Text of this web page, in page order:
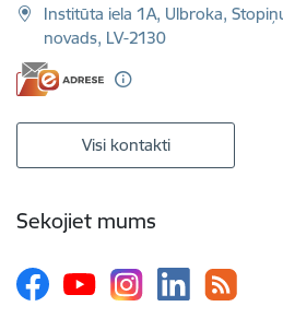
Institūta iela 1A, Ulbroka,
novads, LV-2130
Visi kontakti
Sekojiet mums